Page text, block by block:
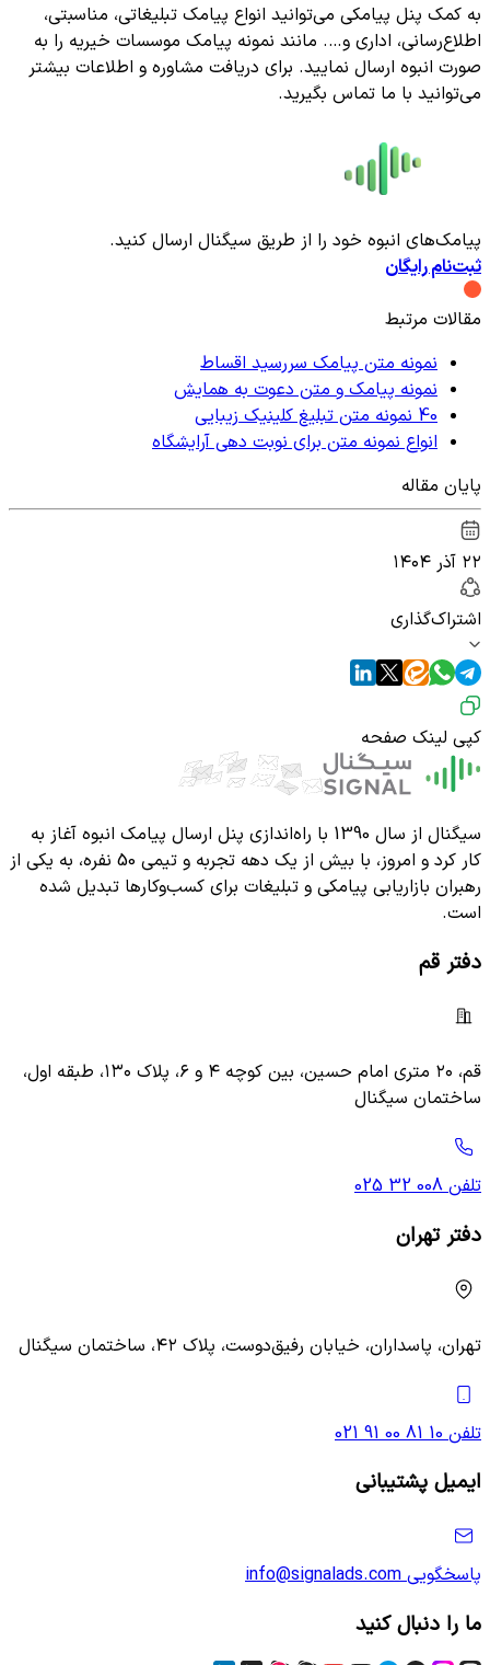
به کمک پنل پیامکی می‌توانید انواع پیامک تبلیغاتی، مناسبتی،
اطلاع‌رسانی، اداری و…. مانند نمونه پیامک موسسات خیریه را به
صورت انبوه ارسال نمایید. برای دریافت مشاوره و اطلاعات بیشتر
می‌توانید با ما تماس بگیرید.
پیامک‌های انبوه خود را از طریق سیگنال ارسال کنید.
ثبت‌نام رایگان
مقالات مرتبط
نمونه متن پیامک سررسید اقساط
نمونه پیامک و متن دعوت به همایش
40 نمونه متن تبلیغ کلینیک زیبایی
انواع نمونه متن برای نوبت دهی آرایشگاه
پایان مقاله
۲۲ آذر ۱۴۰۴
اشتراک‌گذاری
کپی لینک صفحه
سیگنال از سال 1390 با راه‌اندازی پنل ارسال پیامک انبوه آغاز به
کار کرد و امروز، با بیش از یک دهه تجربه و تیمی 50 نفره، به یکی از
رهبران بازاریابی پیامکی و تبلیغات برای کسب‌وکارها تبدیل شده
است.
دفتر قم
قم، ۲۰ متری امام حسین، بین کوچه ۴ و ۶، پلاک ۱۳۰، طبقه اول،
ساختمان سیگنال
تلفن 025 32 008
دفتر تهران
تهران، پاسداران، خیابان رفیق‌دوست، پلاک ۴۲، ساختمان سیگنال
تلفن 021 91 00 81 10
ایمیل پشتیبانی
پاسخگویی info@signalads.com
ما را دنبال کنید